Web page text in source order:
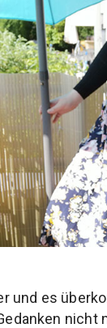
und es
nicht